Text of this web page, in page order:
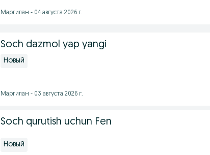
Маргилан - 04 августа 2026 г.
Soch dazmol yap yangi
Новый
Маргилан - 03 августа 2026 г.
Soch qurutish uchun Fen
Новый